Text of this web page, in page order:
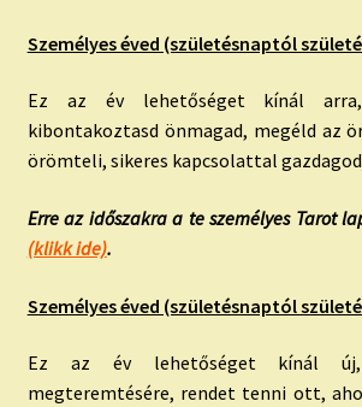
Személyes éved (születésnaptól
Ez az év lehetőséget kínál
kibontakoztasd önmagad, megéld az
örömteli, sikeres kapcsolattal
Erre az időszakra a te személyes Tarot
(klikk ide).
Személyes éved (születésnaptól
Ez az év lehetőséget kínál
megteremtésére, rendet tenni ott,